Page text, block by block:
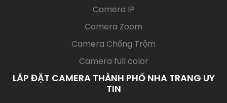
Camera IP
Camera Zoom
Camera Chống Trộm
Camera full color
LẮP ĐẶT CAMERA THÀNH PHỐ NHA TRANG UY
TIN